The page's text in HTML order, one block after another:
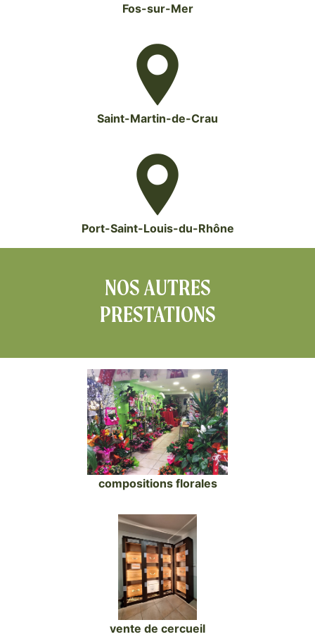
Fos-sur-Mer
Saint-Martin-de-Crau
Port-Saint-Louis-du-Rhône
NOS AUTRES
PRESTATIONS
compositions florales
vente de cercueil